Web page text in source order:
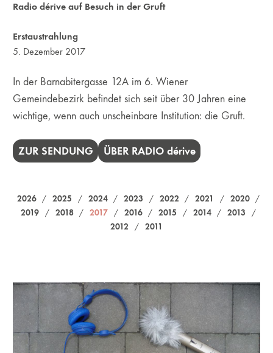
Radio dérive auf Besuch in der Gruft
Erstaustrahlung
5. Dezember 2017
In der Barnabitergasse 12A im 6. Wiener
Gemeindebezirk befindet sich seit über 30 Jahren eine
wichtige, wenn auch unscheinbare Institution: die Gruft.
ZUR SENDUNG ÜBER RADIO dérive
2026 / 2025 / 2024 / 2023 / 2022 / 2021 / 2020 /
2019 / 2018 / 2017 / 2016 / 2015 / 2014 / 2013 /
2012 / 2011